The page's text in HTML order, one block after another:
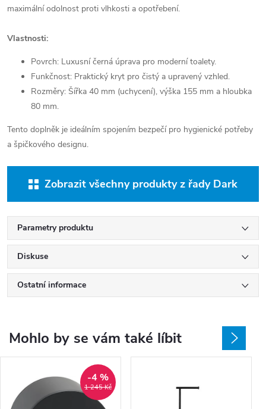
maximální odolnost proti vlhkosti a opotřebení.
Vlastnosti:
Povrch: Luxusní černá úprava pro moderní toalety.
Funkčnost: Praktický kryt pro čistý a upravený vzhled.
Rozměry: Šířka 40 mm (uchycení), výška 155 mm a hloubka
80 mm.
Tento doplněk je ideálním spojením bezpečí pro hygienické potřeby
a špičkového designu.
Zobrazit všechny produkty z řady Dark
Parametry produktu
Diskuse
Ostatní informace
Mohlo by se vám také líbit
1 245 Kč
-4 %